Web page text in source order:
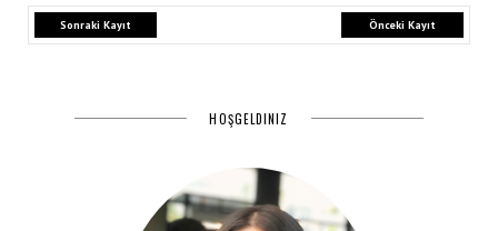
Sonraki Kayıt Önceki Kayıt
HOŞGELDINIZ